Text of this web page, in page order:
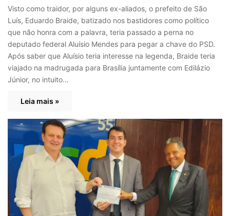
Visto como traidor, por alguns ex-aliados, o prefeito de São
Luís, Eduardo Braide, batizado nos bastidores como político
que não honra com a palavra, teria passado a perna no
deputado federal Aluísio Mendes para pegar a chave do PSD.
Após saber que Aluísio teria interesse na legenda, Braide teria
viajado na madrugada para Brasília juntamente com Edilázio
Júnior, no intuito…
Leia mais »